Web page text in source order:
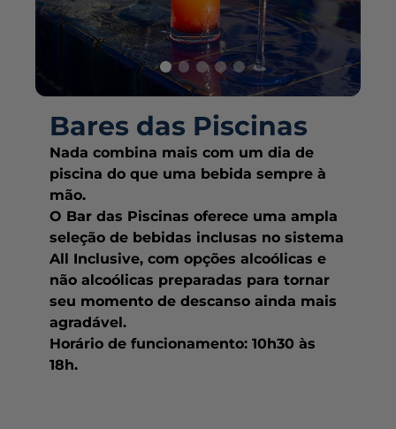
Bares das Piscinas
Nada combina mais com um dia de
piscina do que uma bebida sempre à
mão.
O Bar das Piscinas oferece uma ampla
seleção de bebidas inclusas no sistema
All Inclusive, com opções alcoólicas e
não alcoólicas preparadas para tornar
seu momento de descanso ainda mais
agradável.
Horário de funcionamento: 10h30 às
18h.